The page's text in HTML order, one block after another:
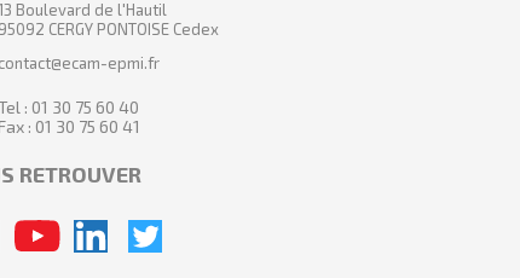
Boulevard de l'Hautil
95092 CERGY PONTOISE Cedex
contact@ecam-epmi.fr
: 01 30 75 60 40
: 01 30 75 60 41
RETROUVER